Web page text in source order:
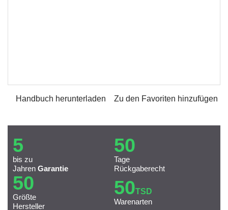
Handbuch herunterladen Zu den Favoriten hinzufügen
5
bis zu
Jahren Garantie
50
Tage
Rückgaberecht
50
Größte
Hersteller
50TSD
Warenarten